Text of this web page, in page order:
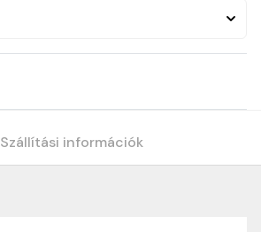
Szállítási információk